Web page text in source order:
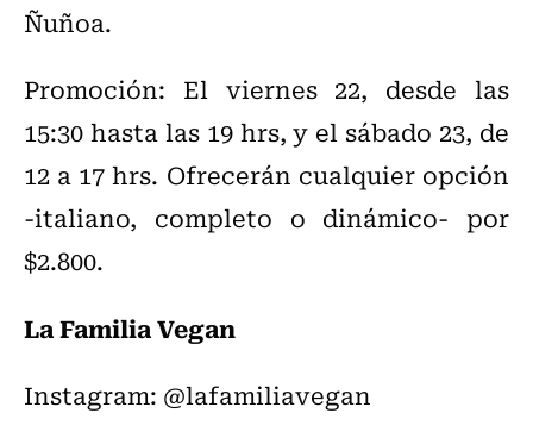
Ñuñoa.
Promoción: El viernes 22, desde las
15:30 hasta las 19 hrs, y el sábado 23, de
12 a 17 hrs. Ofrecerán cualquier opción
-italiano, completo o dinámico- por
$2.800.
La Familia Vegan
Instagram: @lafamiliavegan